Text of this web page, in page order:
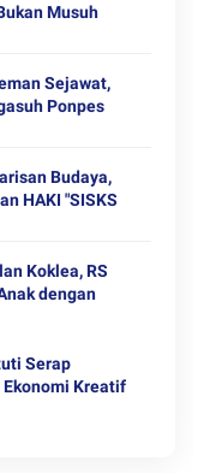
Musuh
Sejawat,
Ponpes
Budaya,
HAKI "SISKS
Koklea, RS
dengan
Serap
Ekonomi Kreatif